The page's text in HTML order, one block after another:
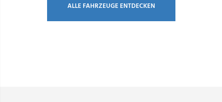
ALLE FAHRZEUGE ENTDECKEN